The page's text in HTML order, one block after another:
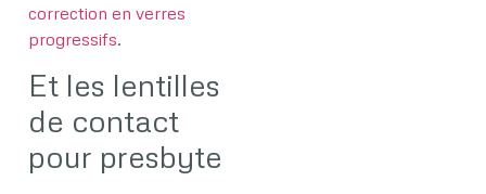
correction en verres
progressifs.
Et les lentilles
de contact
pour presbyte